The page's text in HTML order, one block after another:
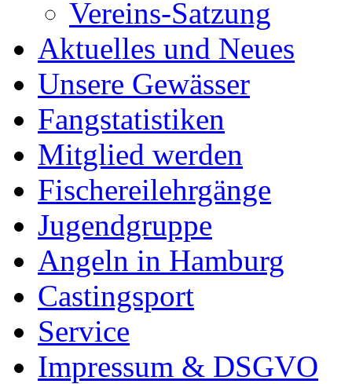
Vereins-Satzung
Aktuelles und Neues
Unsere Gewässer
Fangstatistiken
Mitglied werden
Fischereilehrgänge
Jugendgruppe
Angeln in Hamburg
Castingsport
Service
Impressum & DSGVO